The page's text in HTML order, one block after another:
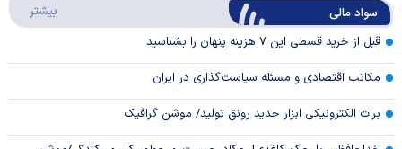
Video
سواد مالی بیشتر
قبل از خرید قسطی این ۷ هزینه پنهان را بشناسید
مکاتب اقتصادی و مسئله سیاست‌گذاری در ایران
برات الکترونیکی ابزار جدید رونق تولید/ موشن گرافیک